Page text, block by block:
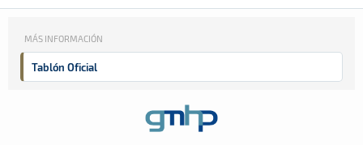
MÁS INFORMACIÓN
Tablón Oficial